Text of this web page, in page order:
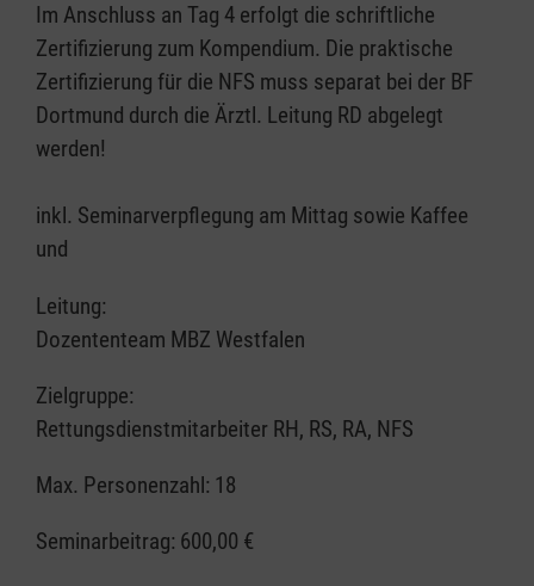
Im Anschluss an Tag 4 erfolgt die schriftliche
Zertifizierung zum Kompendium. Die praktische
Zertifizierung für die NFS muss separat bei der BF
Dortmund durch die Ärztl. Leitung RD abgelegt
werden!
inkl. Seminarverpflegung am Mittag sowie Kaffee
und
Leitung:
Dozententeam MBZ Westfalen
Zielgruppe:
Rettungsdienstmitarbeiter RH, RS, RA, NFS
Max. Personenzahl: 18
Seminarbeitrag: 600,00 €